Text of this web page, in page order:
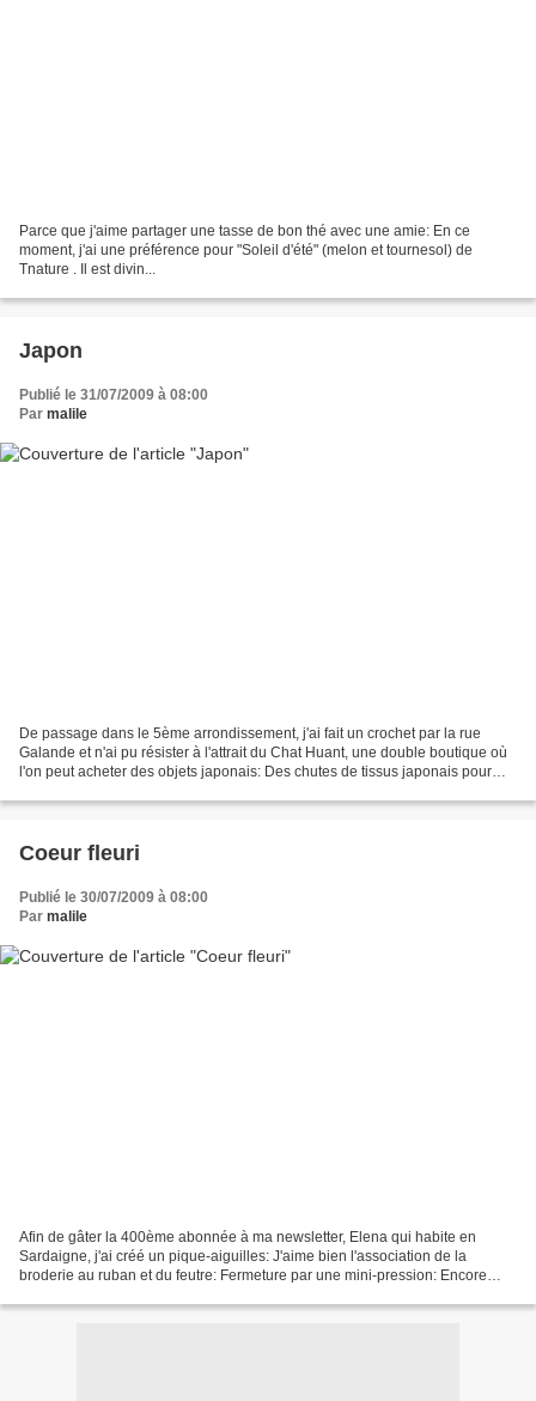
Parce que j'aime partager une tasse de bon thé avec une amie: En ce
moment, j'ai une préférence pour "Soleil d'été" (melon et tournesol) de
Tnature . Il est divin...
Japon
Publié le 31/07/2009 à 08:00
Par malile
De passage dans le 5ème arrondissement, j'ai fait un crochet par la rue
Galande et n'ai pu résister à l'attrait du Chat Huant, une double boutique où
l'on peut acheter des objets japonais: Des chutes de tissus japonais pour
Coeur fleuri
Publié le 30/07/2009 à 08:00
Par malile
Afin de gâter la 400ème abonnée à ma newsletter, Elena qui habite en
Sardaigne, j'ai créé un pique-aiguilles: J'aime bien l'association de la
broderie au ruban et du feutre: Fermeture par une mini-pression: Encore